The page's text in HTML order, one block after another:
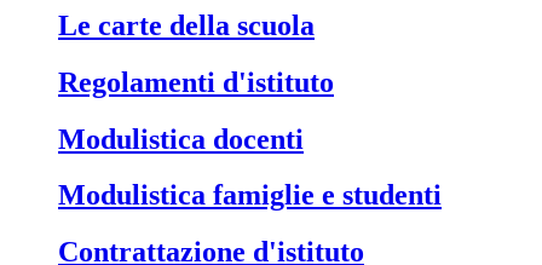
Le carte della scuola
Regolamenti d'istituto
Modulistica docenti
Modulistica famiglie e studenti
Contrattazione d'istituto